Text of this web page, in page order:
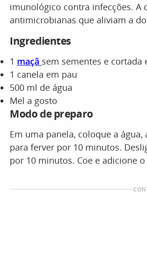
imunológico contra infecções. A
antimicrobianas que aliviam a
Ingredientes
1 maçã sem sementes e cortada
1 canela em pau
500 ml de água
Mel a gosto
Modo de preparo
Em uma panela, coloque a
para ferver por 10 minutos.
por 10 minutos. Coe e adicione